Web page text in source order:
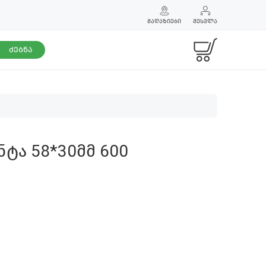
ᲛᲐᲦᲐᲖᲘᲔᲑᲘ ᲨᲔᲡᲕᲚᲐ
ᲫᲔᲑᲜᲐ
58*30მმ 600